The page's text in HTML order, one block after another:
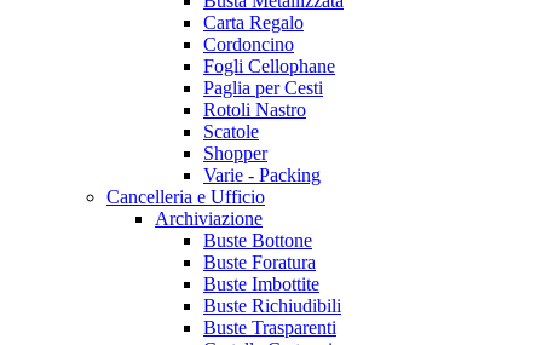
Carta Regalo
Cordoncino
Fogli Cellophane
Paglia per Cesti
Rotoli Nastro
Scatole
Shopper
Varie - Packing
Cancelleria e Ufficio
Archiviazione
Buste Bottone
Buste Foratura
Buste Imbottite
Buste Richiudibili
Buste Trasparenti